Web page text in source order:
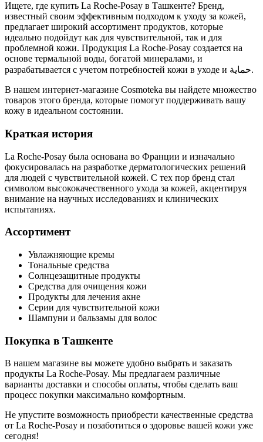
Ищете, где купить La Roche-Posay в Ташкенте? Бренд,
известный своим эффективным подходом к уходу за кожей,
предлагает широкий ассортимент продуктов, которые
идеально подойдут как для чувствительной, так и для
проблемной кожи. Продукция La Roche-Posay создается на
основе термальной воды, богатой минералами, и
разрабатывается с учетом потребностей кожи в уходе и حماية.
В нашем интернет-магазине Cosmoteka вы найдете множество
товаров этого бренда, которые помогут поддерживать вашу
кожу в идеальном состоянии.
Краткая история
La Roche-Posay была основана во Франции и изначально
фокусировалась на разработке дерматологических решений
для людей с чувствительной кожей. С тех пор бренд стал
символом высококачественного ухода за кожей, акцентируя
внимание на научных исследованиях и клинических
испытаниях.
Ассортимент
Увлажняющие кремы
Тональные средства
Солнцезащитные продукты
Средства для очищения кожи
Продукты для лечения акне
Серии для чувствительной кожи
Шампуни и бальзамы для волос
Покупка в Ташкенте
В нашем магазине вы можете удобно выбрать и заказать
продукты La Roche-Posay. Мы предлагаем различные
варианты доставки и способы оплаты, чтобы сделать ваш
процесс покупки максимально комфортным.
Не упустите возможность приобрести качественные средства
от La Roche-Posay и позаботиться о здоровье вашей кожи уже
сегодня!